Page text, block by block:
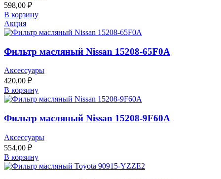
598,00 ₽
В корзину
Акция
Фильтр масляный Nissan 15208-65F0A
Аксессуары
420,00 ₽
В корзину
Фильтр масляный Nissan 15208-9F60A
Аксессуары
554,00 ₽
В корзину